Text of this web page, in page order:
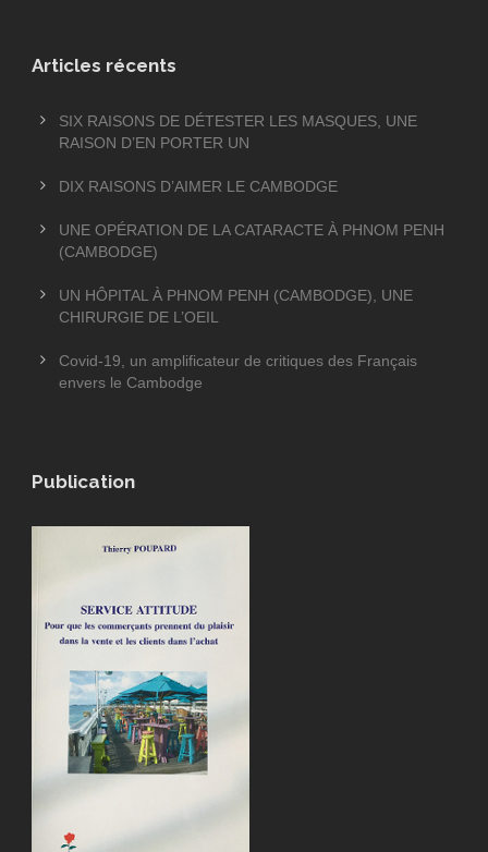
Articles récents
SIX RAISONS DE DÉTESTER LES MASQUES, UNE
RAISON D’EN PORTER UN
DIX RAISONS D’AIMER LE CAMBODGE
UNE OPÉRATION DE LA CATARACTE À PHNOM PENH
(CAMBODGE)
UN HÔPITAL À PHNOM PENH (CAMBODGE), UNE
CHIRURGIE DE L’OEIL
Covid-19, un amplificateur de critiques des Français
envers le Cambodge
Publication